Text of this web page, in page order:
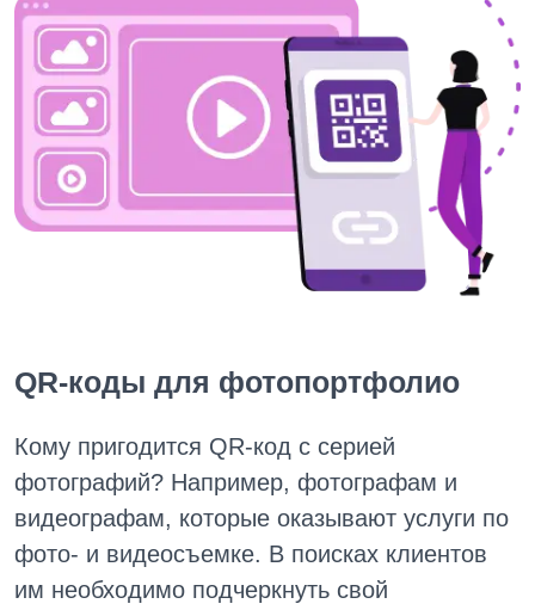
QR-коды для фотопортфолио
Кому пригодится QR-код с серией
фотографий? Например, фотографам и
видеографам, которые оказывают услуги по
фото- и видеосъемке. В поисках клиентов
им необходимо подчеркнуть свой